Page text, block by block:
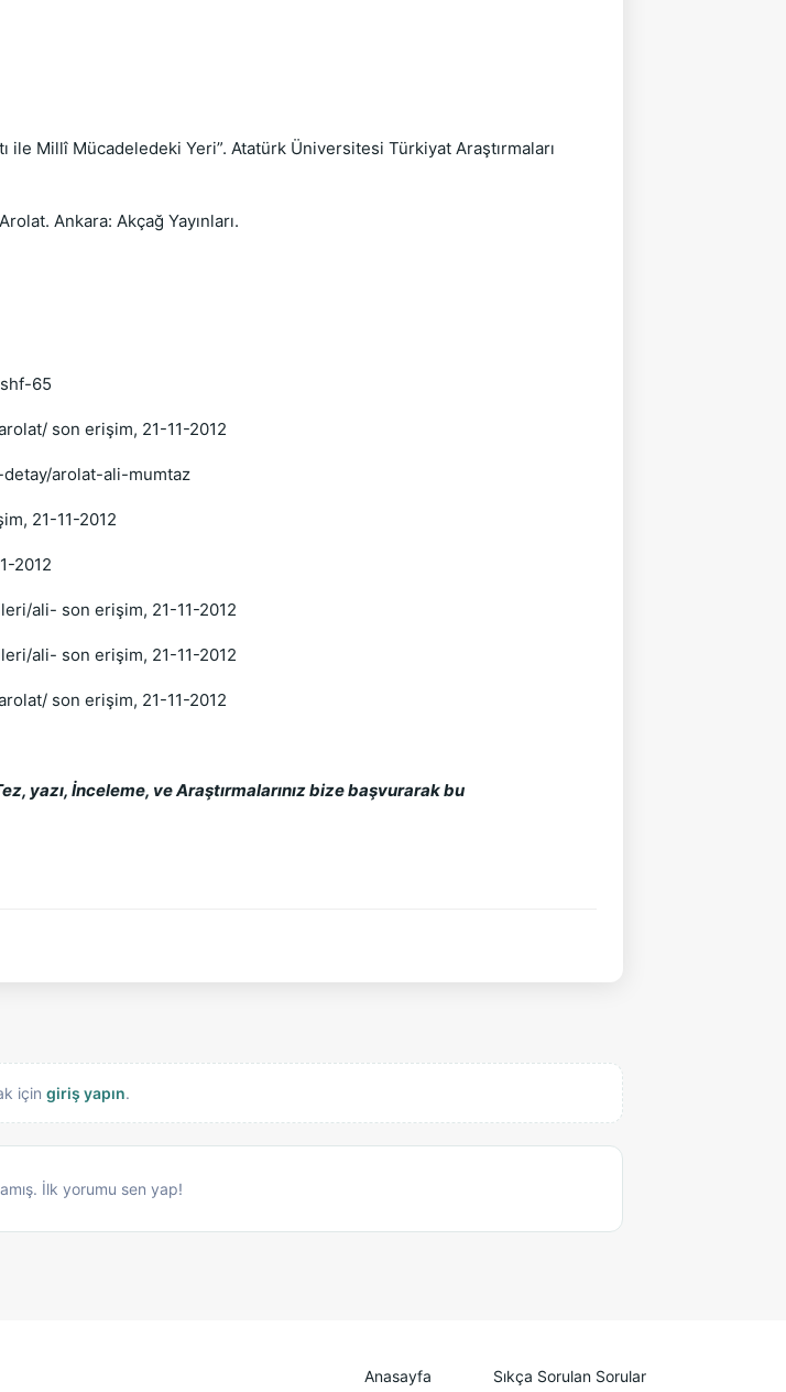
ile Millî Mücadeledeki Yeri”. Atatürk Üniversitesi Türkiyat Araştırmaları
Ankara: Akçağ Yayınları.
shf-65
son erişim, 21-11-2012
detay/arolat-ali-mumtaz
21-11-2012
2012
ali- son erişim, 21-11-2012
ali- son erişim, 21-11-2012
son erişim, 21-11-2012
yazı, İnceleme, ve Araştırmalarınız bize başvurarak bu
için giriş yapın.
İlk yorumu sen yap!
Anasayfa
Sıkça Sorulan Sorular